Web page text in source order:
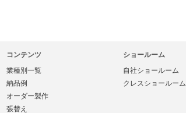
コンテンツ
業種別一覧
納品例
オーダー製作
張替え
ショールーム
自社ショールーム
クレスショールーム